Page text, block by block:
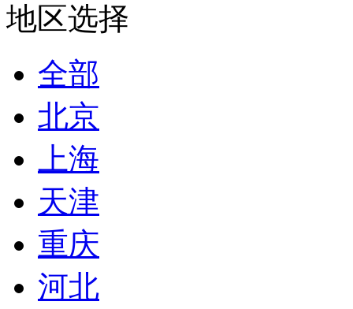
地区选择
全部
北京
上海
天津
重庆
河北